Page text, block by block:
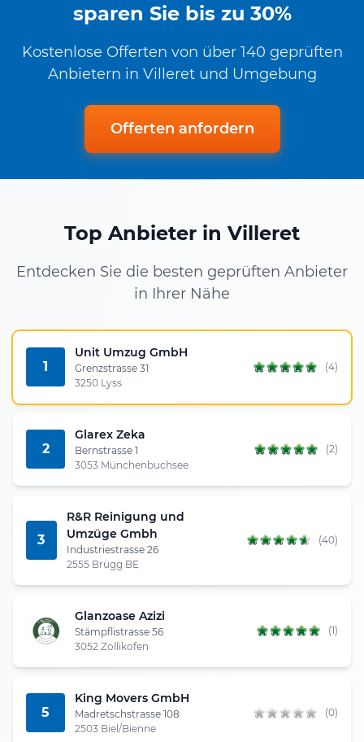
sparen Sie bis zu 30%
Kostenlose Offerten von über 140 geprüften
Anbietern in Villeret und Umgebung
Offerten anfordern
Top Anbieter in Villeret
Entdecken Sie die besten geprüften Anbieter
in Ihrer Nähe
1
Unit Umzug GmbH
Grenzstrasse 31
3250 Lyss
(4)
2
Glarex Zeka
Bernstrasse 1
3053 Münchenbuchsee
(2)
3
R&R Reinigung und
Umzüge Gmbh
Industriestrasse 26
2555 Brügg BE
(40)
Glanzoase Azizi
Stämpflistrasse 56
3052 Zollikofen
(1)
5
King Movers GmbH
Madretschstrasse 108
2503 Biel/Bienne
(0)